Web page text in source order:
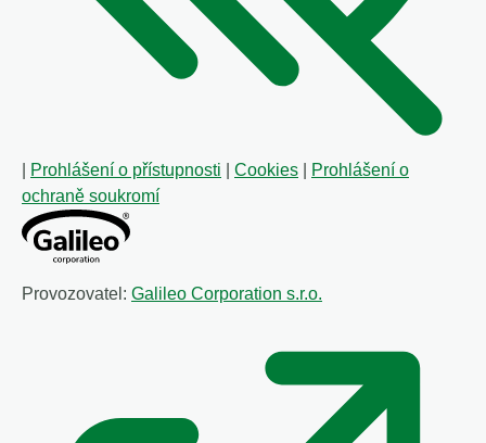
Prohlášení o přístupnosti Cookies
Prohlášení o
ochraně soukromí
Provozovatel: Galileo Corporation s.r.o.